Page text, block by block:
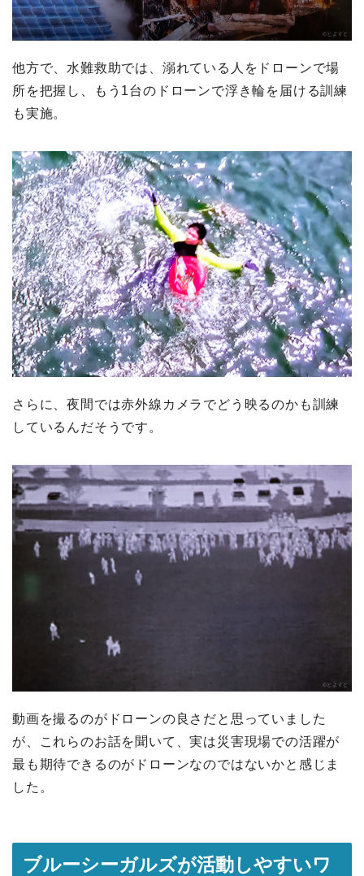
他方で、水難救助では、溺れている人をドローンで場
所を把握し、もう1台のドローンで浮き輪を届ける訓練
も実施。
さらに、夜間では赤外線カメラでどう映るのかも訓練
しているんだそうです。
動画を撮るのがドローンの良さだと思っていました
が、これらのお話を聞いて、実は災害現場での活躍が
最も期待できるのがドローンなのではないかと感じま
した。
ブルーシーガルズが活動しやすいワ